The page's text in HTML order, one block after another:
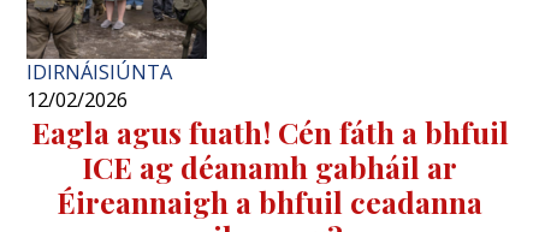
IDIRNÁISIÚNTA
12/02/2026
Eagla agus fuath! Cén fáth a bhfuil
ICE ag déanamh gabháil ar
Éireannaigh a bhfuil ceadanna